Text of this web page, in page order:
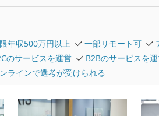
年収500万円以上 一部リモート可
のサービスを運営
B2Bのサービスを
ラインで選考が受けられる